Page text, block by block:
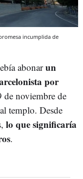
incumplida de
abonarun
por
de noviembre de
templo. Desde
lo que significaría
.